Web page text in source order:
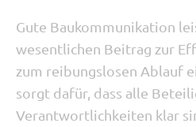
Gute Baukommunikation
wesentlichen Beitrag zur
zum reibungslosen Ablauf
sorgt dafür, dass alle
Verantwortlichkeiten klar